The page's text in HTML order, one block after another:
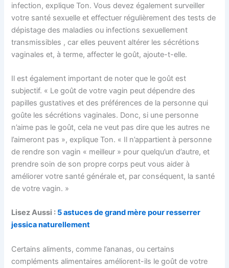
infection, explique Ton. Vous devez également surveiller
votre santé sexuelle et effectuer régulièrement des tests de
dépistage des maladies ou infections sexuellement
transmissibles , car elles peuvent altérer les sécrétions
vaginales et, à terme, affecter le goût, ajoute-t-elle.
Il est également important de noter que le goût est
subjectif. « Le goût de votre vagin peut dépendre des
papilles gustatives et des préférences de la personne qui
goûte les sécrétions vaginales. Donc, si une personne
n’aime pas le goût, cela ne veut pas dire que les autres ne
l’aimeront pas », explique Ton. « Il n’appartient à personne
de rendre son vagin « meilleur » pour quelqu’un d’autre, et
prendre soin de son propre corps peut vous aider à
améliorer votre santé générale et, par conséquent, la santé
de votre vagin. »
Lisez Aussi : 5 astuces de grand mère pour resserrer
jessica naturellement
Certains aliments, comme l’ananas, ou certains
compléments alimentaires améliorent-ils le goût de votre